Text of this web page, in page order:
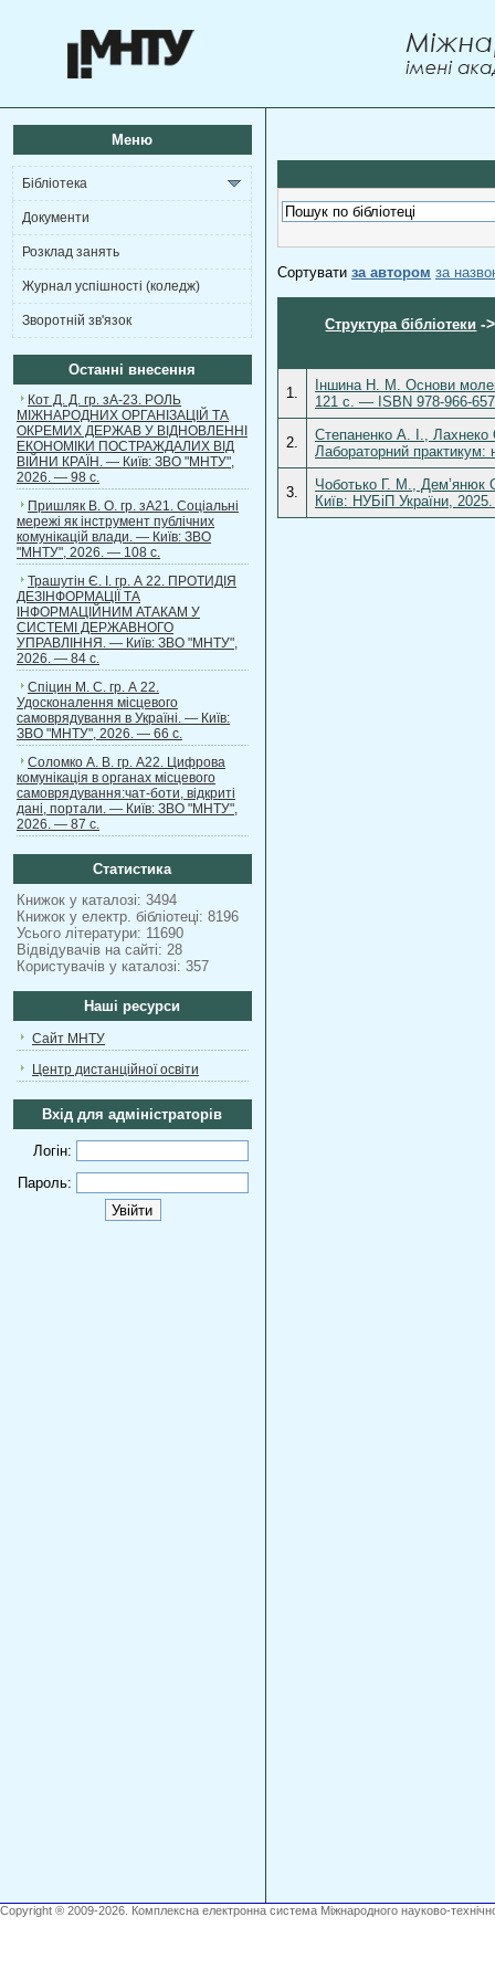
Меню
Бібліотека
Документи
Розклад занять
Журнал успішності (коледж)
Зворотній зв'язок
Останні внесення
Кот Д. Д. гр. зА-23. РОЛЬ
МІЖНАРОДНИХ ОРГАНІЗАЦІЙ ТА
ОКРЕМИХ ДЕРЖАВ У ВІДНОВЛЕННІ
ЕКОНОМІКИ ПОСТРАЖДАЛИХ ВІД
ВІЙНИ КРАЇН. — Київ: ЗВО "МНТУ",
2026. — 98 с.
Пришляк В. О. гр. зА21. Соціальні
мережі як інструмент публічних
комунікацій влади. — Київ: ЗВО
"МНТУ", 2026. — 108 с.
Трашутін Є. І. гр. А 22. ПРОТИДІЯ
ДЕЗІНФОРМАЦІЇ ТА
ІНФОРМАЦІЙНИМ АТАКАМ У
СИСТЕМІ ДЕРЖАВНОГО
УПРАВЛІННЯ. — Київ: ЗВО "МНТУ",
2026. — 84 с.
Спіцин М. С. гр. А 22.
Удосконалення місцевого
самоврядування в Україні. — Київ:
ЗВО "МНТУ", 2026. — 66 с.
Соломко А. В. гр. А22. Цифрова
комунікація в органах місцевого
самоврядування:чат-боти, відкриті
дані, портали. — Київ: ЗВО "МНТУ",
2026. — 87 с.
Статистика
Книжок у каталозі: 3494
Книжок у електр. бібліотеці: 8196
Усього літератури: 11690
Відвідувачів на сайті: 28
Користувачів у каталозі: 357
Наші ресурси
Сайт МНТУ
Центр дистанційної освіти
Вхід для адміністраторів
Логін:
Пароль:
Сортувати за автором за
Структура бібліотеки -
1.
Іншина Н. М. Основи
121 с. — ISBN 978-966-
2.
Степаненко А. І., Лахнеко
Лабораторний практикум:
3.
Чоботько Г. М., Дем’янюк
Київ: НУБіП України,
Copyright ® 2009-2026. Комплексна електронна система Міжнародного науково-